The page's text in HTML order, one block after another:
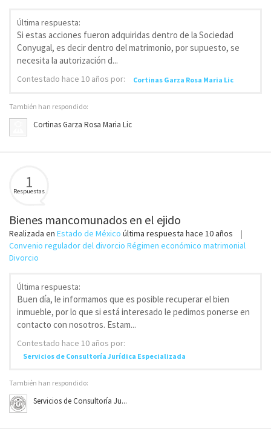
Última respuesta:
Si estas acciones fueron adquiridas dentro de la Sociedad
Conyugal, es decir dentro del matrimonio, por supuesto, se
necesita la autorización d...
Contestado hace 10 años por: Cortinas Garza Rosa Maria Lic
También han respondido:
Cortinas Garza Rosa Maria Lic
1
Respuestas
Bienes mancomunados en el ejido
Realizada en Estado de México última respuesta hace 10 años
Convenio regulador del divorcio Régimen económico matrimonial
Divorcio
Última respuesta:
Buen día, le informamos que es posible recuperar el bien
inmueble, por lo que si está interesado le pedimos ponerse en
contacto con nosotros. Estam...
Contestado hace 10 años por:
Servicios de Consultoría Jurídica Especializada
También han respondido:
Servicios de Consultoría Ju...